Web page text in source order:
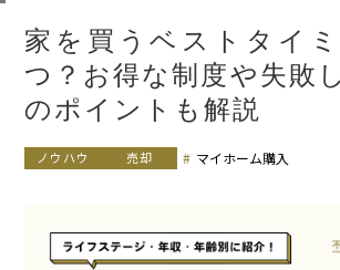
家を買うベストタイ
つ？お得な制度や失敗
のポイントも解説
ノウハウ 売却 マイホーム購入